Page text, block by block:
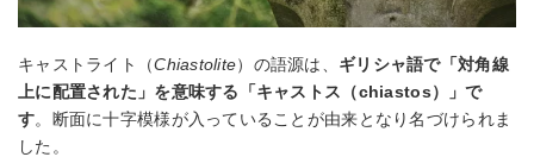
キャストライト（Chiastolite）の語源は、 ギリシャ語で「対角線
上に配置された」を意味する「キャストス（chiastos）」で
す。断面に十字模様が入っていることが由来となり名づけられま
した。